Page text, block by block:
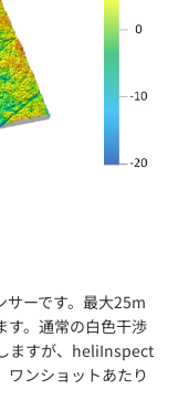
ーです。最大25m
す。通常の白色干渉
ますが、heliInspect
ワンショットあたり